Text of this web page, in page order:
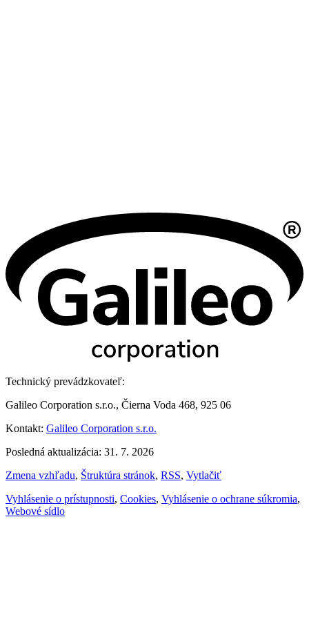
Technický prevádzkovateľ:
Galileo Corporation s.r.o., Čierna Voda 468, 925 06
Kontakt: Galileo Corporation s.r.o.
Posledná aktualizácia: 31. 7. 2026
Zmena vzhľadu, Štruktúra stránok, RSS, Vytlačiť
Vyhlásenie o prístupnosti, Cookies, Vyhlásenie o ochrane súkromia,
Webové sídlo